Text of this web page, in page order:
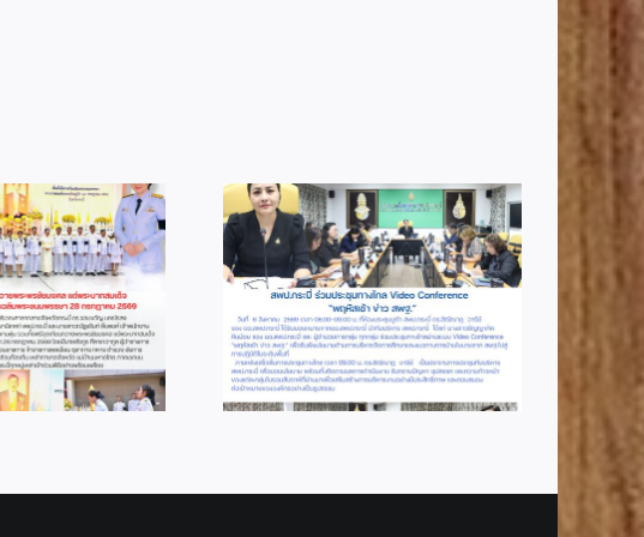
info 6-2 info 4-2